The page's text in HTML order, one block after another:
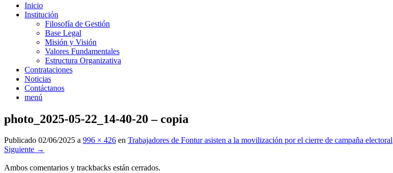
Inicio
Institución
Filosofía de Gestión
Base Legal
Misión y Visión
Valores Fundamentales
Estructura Organizativa
Contrataciones
Noticias
Contáctanos
menú
photo_2025-05-22_14-40-20 – copia
Publicado 02/06/2025 a 996 × 426 en Trabajadores de Fontur asisten a la movilización por el cierre de campaña electoral
Siguiente →
Ambos comentarios y trackbacks están cerrados.